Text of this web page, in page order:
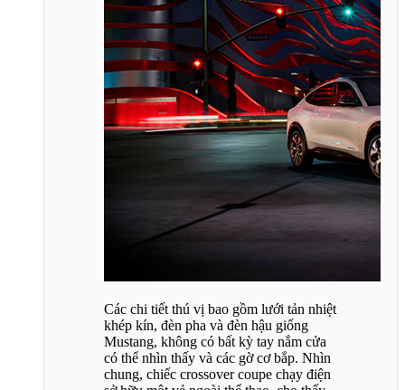
Các chi tiết thú vị bao gồm lưới tản nhiệt
khép kín, đèn pha và đèn hậu giống
Mustang, không có bất kỳ tay nắm cửa
có thể nhìn thấy và các gờ cơ bắp. Nhìn
chung, chiếc crossover coupe chạy điện